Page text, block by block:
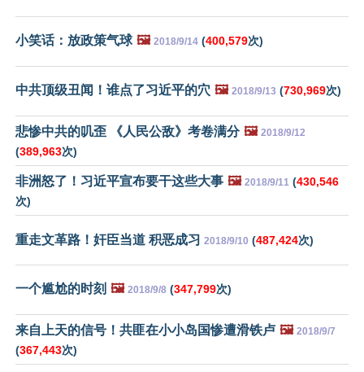
小笑话：放政策气球 🖼️ 2018/9/14 (400,579次)
中共顶级丑闻！谁点了习近平的穴 🖼️ 2018/9/13 (730,969次)
悲惨中共的叽歪 《人民公敌》考卷满分 🖼️ 2018/9/12
(389,963次)
非洲怒了！习近平宣布要干这些大事 🖼️ 2018/9/11 (430,546
次)
重走文革路！奸臣当道 积恶成习 2018/9/10 (487,424次)
一个尴尬的时刻 🖼️ 2018/9/8 (347,799次)
来自上天的信号！共匪在小小岛国惨遭滑铁卢 🖼️ 2018/9/7
(367,443次)